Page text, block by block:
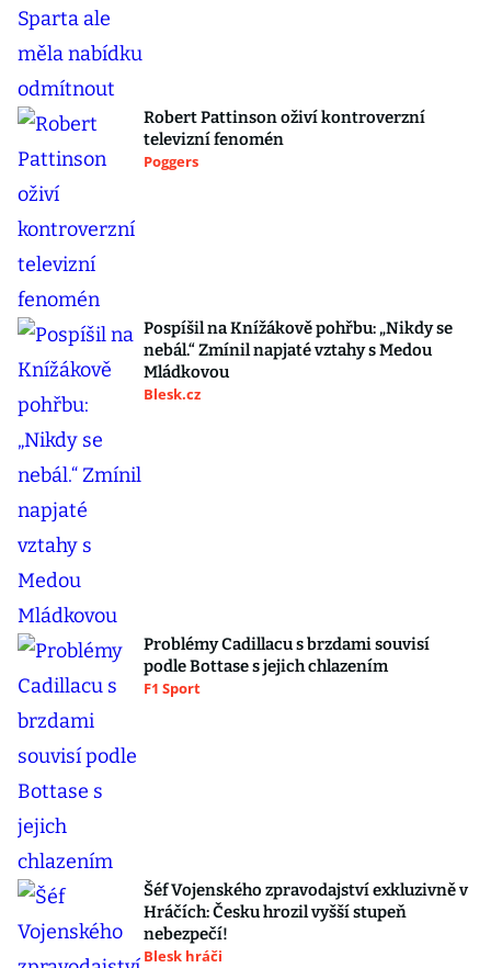
Robert Pattinson oživí kontroverzní
televizní fenomén
Poggers
Pospíšil na Knížákově pohřbu: „Nikdy se
nebál.“ Zmínil napjaté vztahy s Medou
Mládkovou
Blesk.cz
Problémy Cadillacu s brzdami souvisí
podle Bottase s jejich chlazením
F1 Sport
Šéf Vojenského zpravodajství exkluzivně v
Hráčích: Česku hrozil vyšší stupeň
nebezpečí!
Blesk hráči